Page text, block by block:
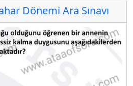
Dönemi Ara Sınavı